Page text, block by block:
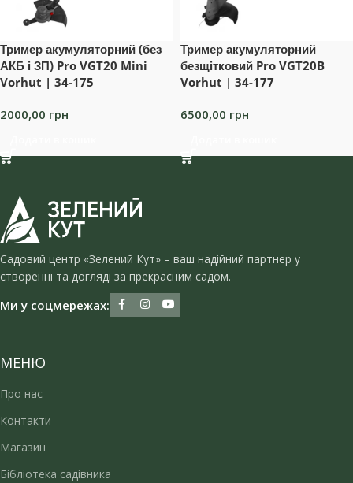
Тример акумуляторний (без
АКБ і ЗП) Pro VGT20 Mini
Vorhut | 34-175
2000,00 грн
Тример акумуляторний
безщітковий Pro VGT20B
Vorhut | 34-177
6500,00 грн
Садовий центр «Зелений Кут» – ваш надійний партнер у
створенні та догляді за прекрасним садом.
Ми у соцмережах:
МЕНЮ
Про нас
Контакти
Магазин
Бібліотека садівника